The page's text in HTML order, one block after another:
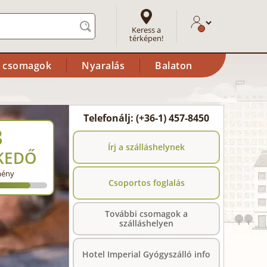
Keress a
térképen!
csomagok Nyaralás Balaton
Telefonálj: (+36-1) 457-8450
Írj a szálláshelynek
Csoportos foglalás
További csomagok a
szálláshelyen
Hotel Imperial Gyógyszálló info